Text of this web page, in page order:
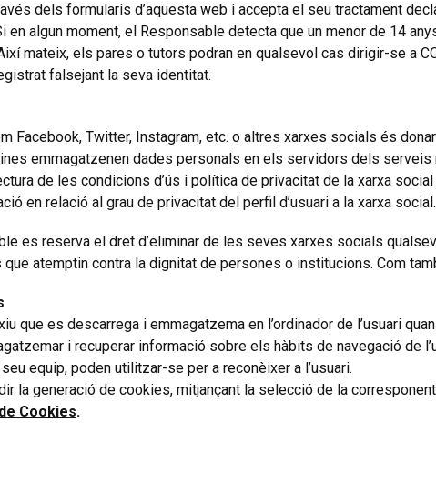
dels formularis d’aquesta web i accepta el seu tractament
en algun moment, el Responsable detecta que un menor de 14
mateix, els pares o tutors podran en qualsevol cas dirigir-se a
falsejant la seva identitat.
Facebook, Twitter, Instagram, etc. o altres xarxes socials és
emmagatzenen dades personals en els servidors dels
de les condicions d’ús i política de privacitat de la xarxa
en relació al grau de privacitat del perfil d’usuari a la xarxa social.
es reserva el dret d’eliminar de les seves xarxes socials
atemptin contra la dignitat de persones o institucions. Com
que es descarrega i emmagatzema en l’ordinador de l’usuari
i recuperar informació sobre els hàbits de navegació de
equip, poden utilitzar-se per a reconèixer a l’usuari.
la generació de cookies, mitjançant la selecció de la
Cookies.